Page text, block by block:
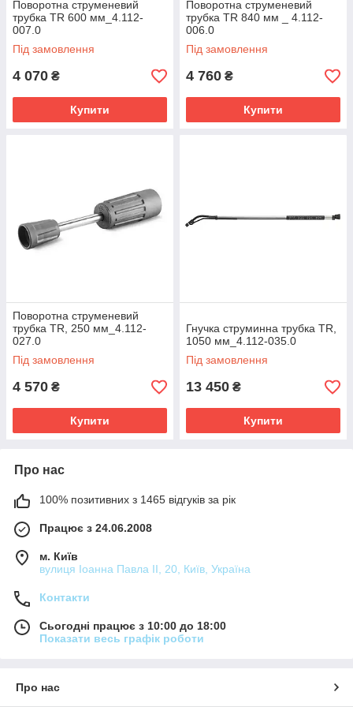
Поворотна струменевий
трубка TR 600 мм_4.112-
007.0
Під замовлення
4 070 ₴
Купити
Поворотна струменевий
трубка TR 840 мм _ 4.112-
006.0
Під замовлення
4 760 ₴
Купити
Поворотна струменевий
трубка TR, 250 мм_4.112-
027.0
Під замовлення
4 570 ₴
Купити
Гнучка струминна трубка TR,
1050 мм_4.112-035.0
Під замовлення
13 450 ₴
Купити
Про нас
100% позитивних з 1465 відгуків за рік
Працює з 24.06.2008
м. Київ
вулиця Іоанна Павла ІІ, 20, Київ, Україна
Контакти
Сьогодні працює з 10:00 до 18:00
Показати весь графік роботи
Про нас